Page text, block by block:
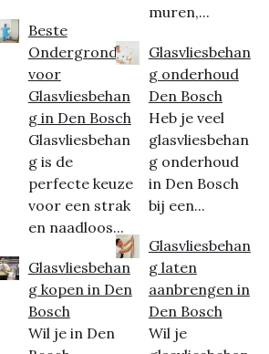
Beste
Ondergrond
voor
Glasvliesbehan
g in Den Bosch
Glasvliesbehan
g is de
perfecte keuze
voor een strak
en naadloos...
Glasvliesbehan
g kopen in Den
Bosch
Wil je in Den
muren,...
Glasvliesbehan
g onderhoud
Den Bosch
Heb je veel
glasvliesbehan
g onderhoud
in Den Bosch
bij een...
Glasvliesbehan
g laten
aanbrengen in
Den Bosch
Wil je